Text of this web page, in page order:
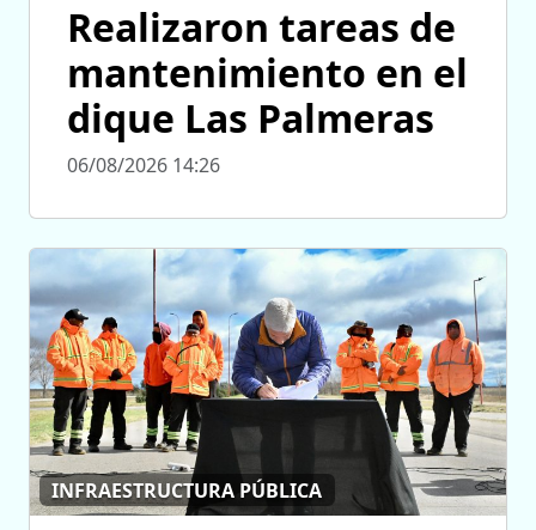
Realizaron tareas de
mantenimiento en el
dique Las Palmeras
06/08/2026 14:26
INFRAESTRUCTURA PÚBLICA